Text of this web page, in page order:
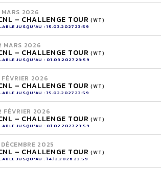
MARS 2026
– CHALLENGE TOUR(WT)
JUSQU'AU : 15.03.2027 23:59
MARS 2026
– CHALLENGE TOUR(WT)
JUSQU'AU : 01.03.2027 23:59
FÉVRIER 2026
– CHALLENGE TOUR(WT)
JUSQU'AU : 15.02.2027 23:59
FÉVRIER 2026
– CHALLENGE TOUR(WT)
JUSQU'AU : 01.02.2027 23:59
DÉCEMBRE 2025
– CHALLENGE TOUR(WT)
JUSQU'AU : 14.12.2026 23:59